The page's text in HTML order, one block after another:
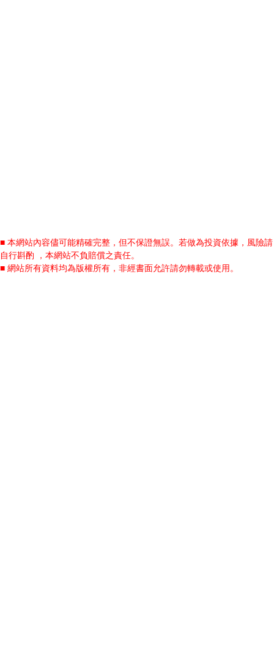
■ 本網站內容儘可能精確完整，但不保證無誤。若做為投資依據，風險請
自行斟酌 ，本網站不負賠償之責任。
■ 網站所有資料均為版權所有，非經書面允許請勿轉載或使用。